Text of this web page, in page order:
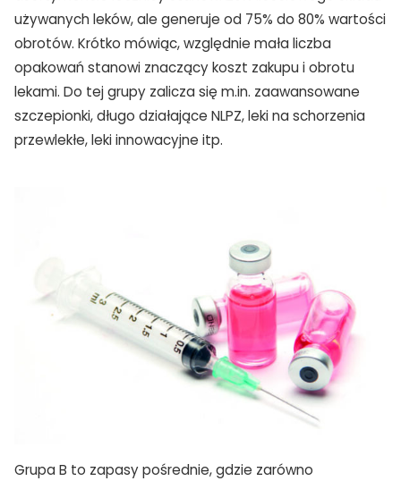
TAK, JESTEM PROFESIONALISTĄ
Nie jestem profesionalistą
używanych leków, ale generuje od 75% do 80% wartości
obrotów. Krótko mówiąc, względnie mała liczba
opakowań stanowi znaczący koszt zakupu i obrotu
lekami. Do tej grupy zalicza się m.in. zaawansowane
szczepionki, długo działające NLPZ, leki na schorzenia
przewlekłe, leki innowacyjne itp.
Grupa B to zapasy pośrednie, gdzie zarówno